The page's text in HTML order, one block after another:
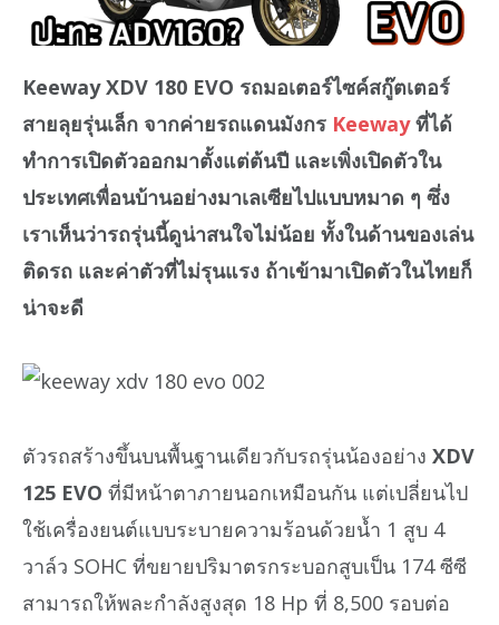
Keeway XDV 180 EVO รถมอเตอร์ไซค์สกู๊ตเตอร์
สายลุยรุ่นเล็ก จากค่ายรถแดนมังกร Keewayที่ได้
ทำการเปิดตัวออกมาตั้งแต่ต้นปี และเพิ่งเปิดตัวใน
ประเทศเพื่อนบ้านอย่างมาเลเซียไปแบบหมาด ๆ ซึ่ง
เราเห็นว่ารถรุ่นนี้ดูน่าสนใจไม่น้อย ทั้งในด้านของเล่น
ติดรถ และค่าตัวที่ไม่รุนแรง ถ้าเข้ามาเปิดตัวในไทยก็
น่าจะดี
ตัวรถสร้างขึ้นบนพื้นฐานเดียวกับรถรุ่นน้องอย่าง XDV
125 EVO ที่มีหน้าตาภายนอกเหมือนกัน แต่เปลี่ยนไป
ใช้เครื่องยนต์แบบระบายความร้อนด้วยน้ำ 1 สูบ 4
วาล์ว SOHC ที่ขยายปริมาตรกระบอกสูบเป็น 174 ซีซี
สามารถให้พละกำลังสูงสุด 18 Hp ที่ 8,500 รอบต่อ